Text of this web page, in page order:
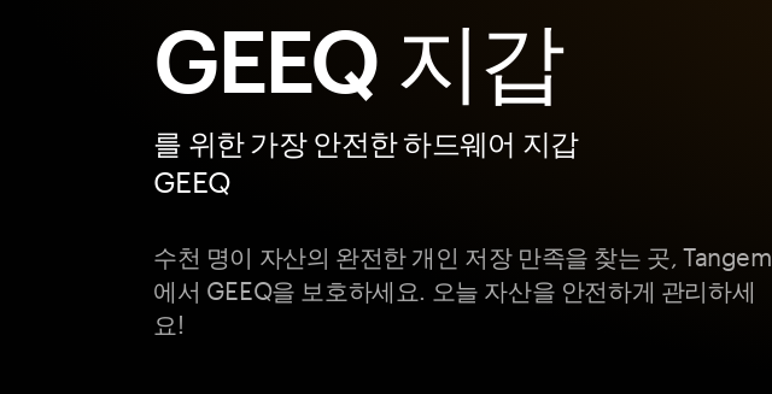
GEEQ 지갑
를 위한 가장 안전한 하드웨어 지갑
GEEQ
수천 명이 자산의 완전한 개인 저장 만족을 찾는 곳, Tangem
에서 GEEQ을 보호하세요. 오늘 자산을 안전하게 관리하세
요!